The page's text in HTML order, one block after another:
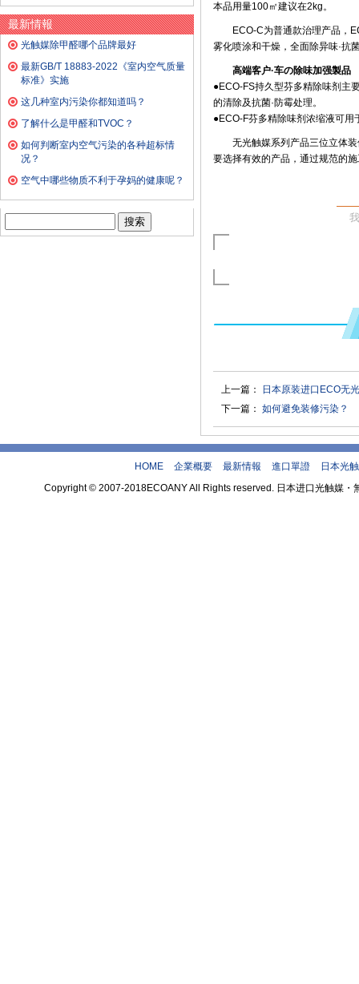
本品用量100㎡建议在2kg。
ECO-C为普通款治理产品，
雾化喷涂和干燥，全面除异味·抗
高端客户·车の除味加强製品
●ECO-FS持久型芬多精除味剂主
的清除及抗菌·防霉处理。
●ECO-F芬多精除味剂浓缩液可
无光触媒系列产品三位立体
要选择有效的产品，通过规范的
上一篇：
日本原装进口ECO无
下一篇： 如何避免装修污染？
最新情報
光触媒除甲醛哪个品牌最好
最新GB/T 18883-2022《室内空气质量
标准》实施
这几种室内污染你都知道吗？
了解什么是甲醛和TVOC？
如何判断室内空气污染的各种超标情
况？
空气中哪些物质不利于孕妈的健康呢？
搜
索：
HOME 企業概要 最新情報 進口單證
日本光
Copyright © 2007-2018ECOANY All Rights reserved. 日本进口光触媒